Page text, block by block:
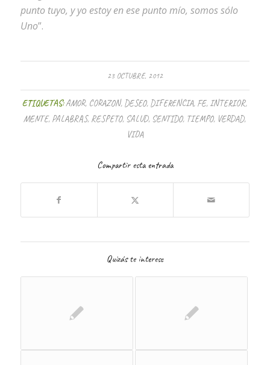
punto tuyo, y yo estoy en ese punto mío, somos sólo
Uno”.
23 OCTUBRE, 2012
ETIQUETAS:AMOR, CORAZON, DESEO, DIFERENCIA, FE, INTERIOR,
MENTE, PALABRAS, RESPETO, SALUD, SENTIDO, TIEMPO, VERDAD,
VIDA
Compartir esta entrada
Quizás te interese